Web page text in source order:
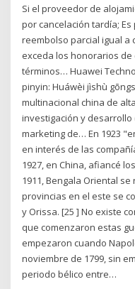
Si el proveedor de
por cancelación tardía;
reembolso parcial igual a
exceda los honorarios de
términos… Huawei
pinyin: Huáwèi jìshù
multinacional china de
investigación y desarrollo
marketing de… En 1923
en interés de las
1927, en China, afiancé
1911, Bengala Oriental
provincias en el este se
y Orissa. [25 ] No existe
que comenzaron estas
empezaron cuando
noviembre de 1799, sin
periodo bélico entre…